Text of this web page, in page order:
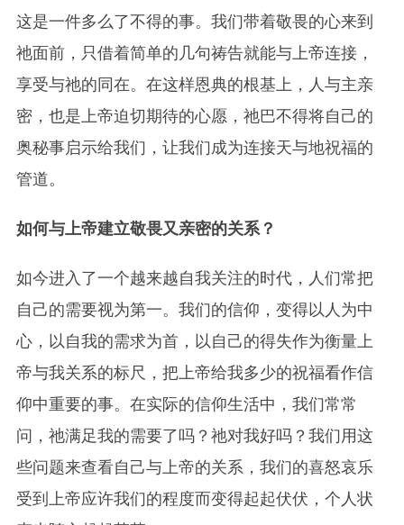
这是一件多么了不得的事。我们带着敬畏的心来到
祂面前，只借着简单的几句祷告就能与上帝连接，
享受与祂的同在。在这样恩典的根基上，人与主亲
密，也是上帝迫切期待的心愿，祂巴不得将自己的
奥秘事启示给我们，让我们成为连接天与地祝福的
管道。
如何与上帝建立敬畏又亲密的关系？
如今进入了一个越来越自我关注的时代，人们常把
自己的需要视为第一。我们的信仰，变得以人为中
心，以自我的需求为首，以自己的得失作为衡量上
帝与我关系的标尺，把上帝给我多少的祝福看作信
仰中重要的事。在实际的信仰生活中，我们常常
问，祂满足我的需要了吗？祂对我好吗？我们用这
些问题来查看自己与上帝的关系，我们的喜怒哀乐
受到上帝应许我们的程度而变得起起伏伏，个人状